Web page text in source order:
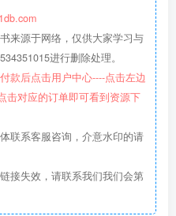
来源于网络，仅供大家学习与
进行删除处理。
付款后点击用户中心----点击左边
击对应的订单即可看到资源下
联系客服咨询，介意水印的请
接失效，请联系我们我们会第